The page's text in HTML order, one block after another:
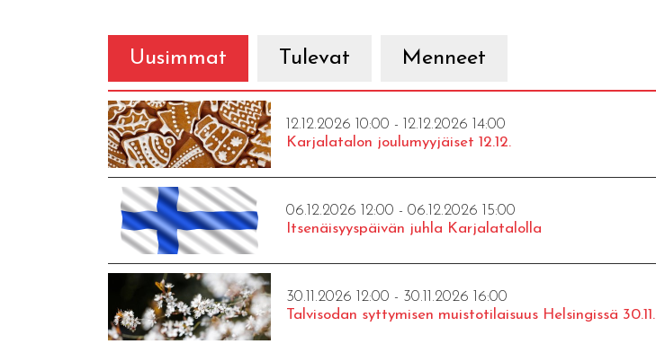
Uusimmat Tulevat Menneet
12.12.2026 10:00 - 12.12.2026 14:00
Karjalatalon joulumyyjäiset 12.12.
06.12.2026 12:00 - 06.12.2026 15:00
Itsenäisyyspäivän juhla Karjalatalolla
30.11.2026 12:00 - 30.11.2026 16:00
Talvisodan syttymisen muistotilaisuus Helsingissä 30.11.